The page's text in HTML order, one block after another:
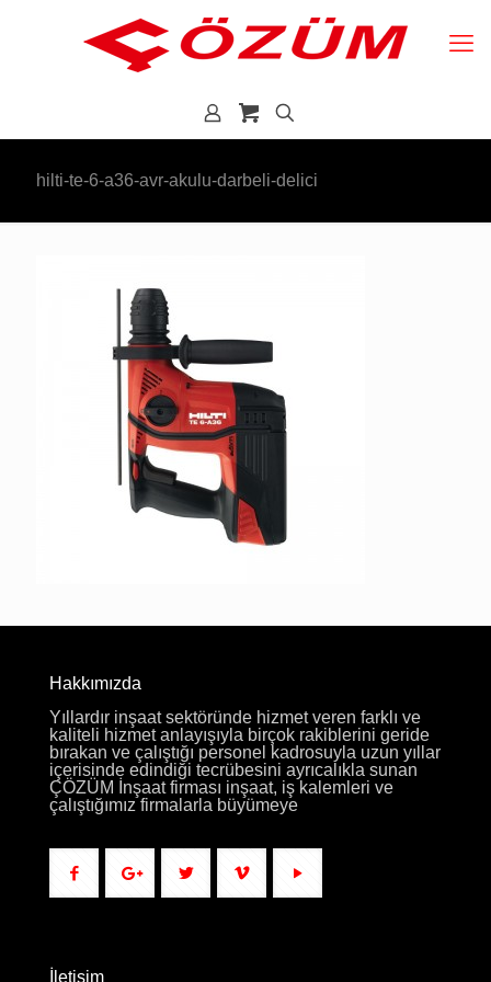
hilti-te-6-a36-avr-akulu-darbeli-delici
Hakkımızda
Yıllardır inşaat sektöründe hizmet veren farklı ve
kaliteli hizmet anlayışıyla birçok rakiblerini geride
bırakan ve çalıştığı personel kadrosuyla uzun yıllar
içerisinde edindiği tecrübesini ayrıcalıkla sunan
ÇÖZÜM İnşaat firması inşaat, iş kalemleri ve
çalıştığımız firmalarla büyümeye
İletişim